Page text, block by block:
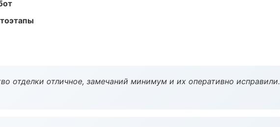
отделки отличное, замечаний минимум и их оперативно исправили.